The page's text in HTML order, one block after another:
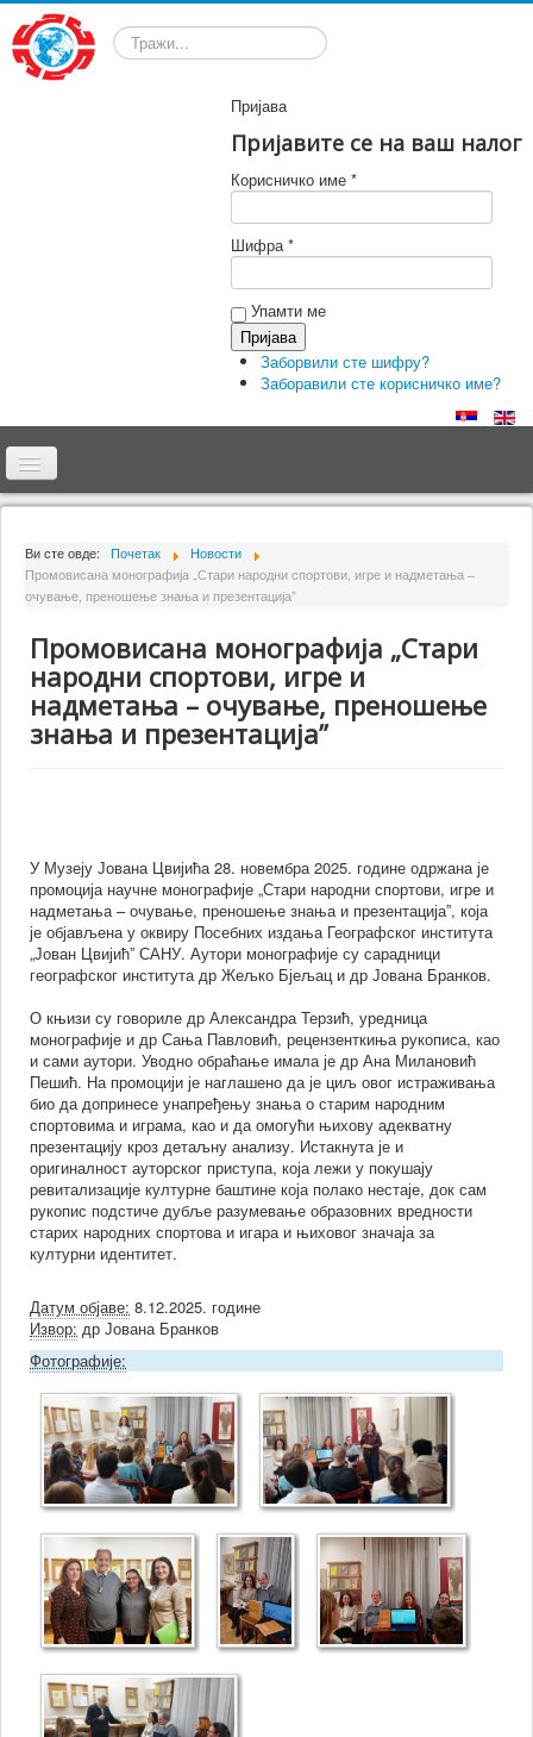
Пријава
Пријавите се на ваш налог
Корисничко име *
Шифра *
Упамти ме
Заборвили сте шифру?
Заборавили сте корисничко име?
Почетна
О Институту
Сарадници
Издаваштво
Активности
Сарадња
Контакт
Ви сте овде: Почетак
Новости
Промовисана монографија „Стари народни спортови, игре и надметања –
очување, преношење знања и презентација”
Промовисана монографија „Стари
народни спортови, игре и
надметања – очување, преношење
знања и презентација”
У Музеју Јована Цвијића 28. новембра 2025. године одржана је
промоција научне монографије „Стари народни спортови, игре и
надметања – очување, преношење знања и презентацијаˮ, која
је објављена у оквиру Посебних издања Географског института
„Јован Цвијићˮ САНУ. Аутори монографије су сарадници
географског института др Жељко Бјељац и др Јована Бранков.
О књизи су говориле др Александра Терзић, уредница
монографије и др Сања Павловић, рецензенткиња рукописа, као
и сами аутори. Уводно обраћање имала је др Ана Милановић
Пешић. На промоцији је наглашено да је циљ овог истраживања
био да допринесе унапређењу знања о старим народним
спортовима и играма, као и да омогући њихову адекватну
презентацију кроз детаљну анализу. Истакнута је и
оригиналност ауторског приступа, која лежи у покушају
ревитализације културне баштине која полако нестаје, док сам
рукопис подстиче дубље разумевање образовних вредности
старих народних спортова и игара и њиховог значаја за
културни идентитет.
Датум објаве: 8.12.2025. године
Извор: др Јована Бранков
Фотографије: